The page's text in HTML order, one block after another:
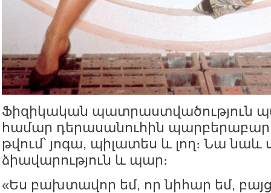
Ֆիզիկական պատրաստվածություն
համար դերասանուհին պարբերաբար
թվում՝ յոգա, պիլատես և լող։ Նա նաև
ձիավարություն և պար։
«Ես բախտավոր եմ, որ նիհար եմ, բայց